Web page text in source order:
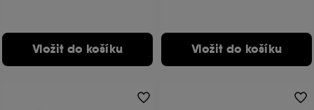
Vložit do košíku Vložit do košíku